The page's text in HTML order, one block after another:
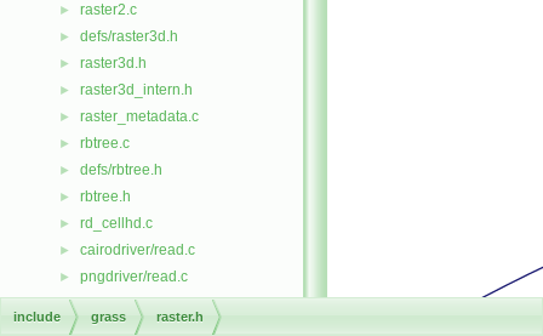
► raster2.c
► defs/raster3d.h
► raster3d.h
► raster3d_intern.h
► raster_metadata.c
► rbtree.c
► defs/rbtree.h
► rbtree.h
► rd_cellhd.c
► cairodriver/read.c
► pngdriver/read.c
► symbol/read.c
► vector/Vlib/read.c
include grass raster.h